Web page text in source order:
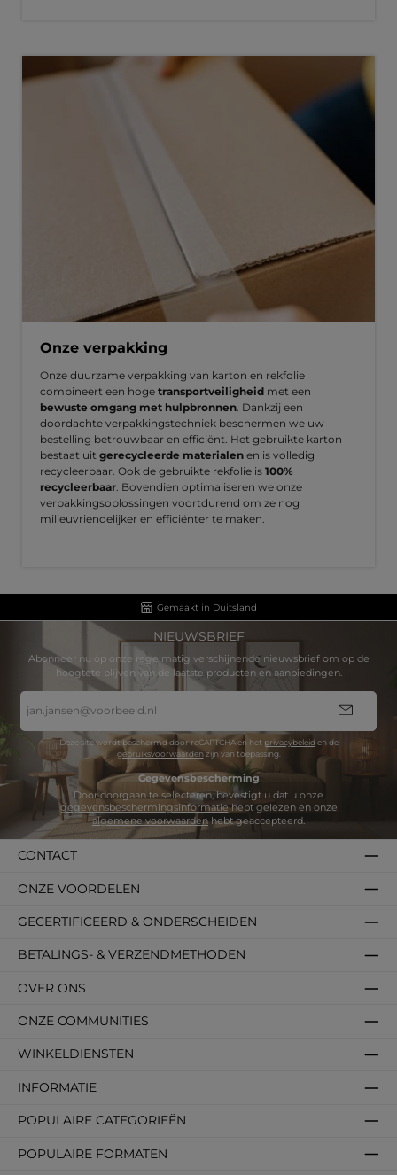
Onze verpakking
Onze duurzame verpakking van karton en rekfolie
combineert een hoge transportveiligheid met een
bewuste omgang met hulpbronnen . Dankzij een
doordachte verpakkingstechniek beschermen we uw
bestelling betrouwbaar en efficiënt. Het gebruikte karton
bestaat uit gerecycleerde materialen en is volledig
recycleerbaar. Ook de gebruikte rekfolie is 100%
recycleerbaar . Bovendien optimaliseren we onze
verpakkingsoplossingen voortdurend om ze nog
milieuvriendelijker en efficiënter te maken.
Gemaakt in Duitsland
NIEUWSBRIEF
Abonneer nu op onze regelmatig verschijnende nieuwsbrief om op de
hoogtete blijven van de laatste producten en aanbiedingen.
mailadres
*
Deze site wordt beschermd door reCAPTCHA en het privacybeleid en de
gebruiksvoorwaardenzijn van toepassing.
Gegevensbescherming
gegevensbeschermingsinformatie
algemene voorwaardenhebt geaccepteerd.
CONTACT
WINKELDIENSTEN
INFORMATIE
POPULAIRE CATEGORIEËN
POPULAIRE FORMATEN
BETALINGS- & VERZENDMETHODEN
OVER ONS
GECERTIFICEERD & ONDERSCHEIDEN
ONZE VOORDELEN
ONZE COMMUNITIES